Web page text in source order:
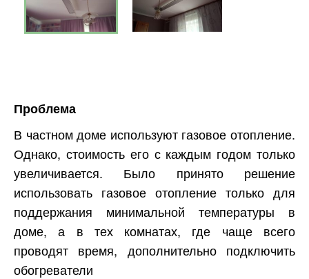
Проблема
В частном доме используют газовое отопление.
Однако, стоимость его с каждым годом только
увеличивается. Было принято решение
использовать газовое отопление только для
поддержания минимальной температуры в
доме, а в тех комнатах, где чаще всего
проводят время, дополнительно подключить
обогреватели